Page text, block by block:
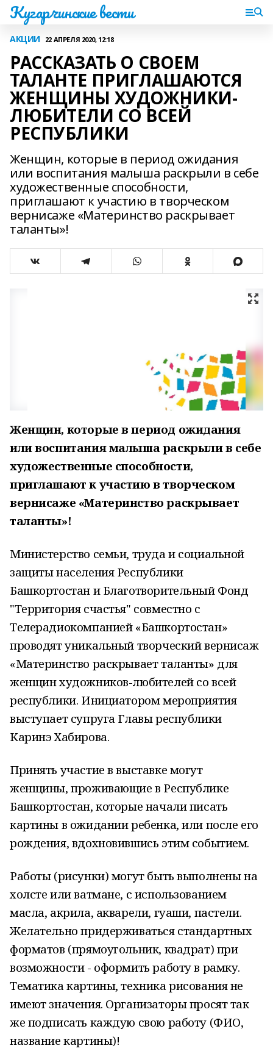
Кугарчинские вести
АКЦИИ 22 АПРЕЛЯ 2020, 12:18
РАССКАЗАТЬ О СВОЕМ
ТАЛАНТЕ ПРИГЛАШАЮТСЯ
ЖЕНЩИНЫ ХУДОЖНИКИ-
ЛЮБИТЕЛИ СО ВСЕЙ
РЕСПУБЛИКИ
Женщин, которые в период ожидания
или воспитания малыша раскрыли в себе
художественные способности,
приглашают к участию в творческом
вернисаже «Материнство раскрывает
таланты»!
Женщин, которые в период ожидания
или воспитания малыша раскрыли в себе
художественные способности,
приглашают к участию в творческом
вернисаже «Материнство раскрывает
таланты»!
Министерство семьи, труда и социальной
защиты населения Республики
Башкортостан и Благотворительный Фонд
"Территория счастья" совместно с
Телерадиокомпанией «Башкортостан»
проводят уникальный творческий вернисаж
«Материнство раскрывает таланты» для
женщин художников-любителей со всей
республики. Инициатором мероприятия
выступает супруга Главы республики
Каринэ Хабирова.
Принять участие в выставке могут
женщины, проживающие в Республике
Башкортостан, которые начали писать
картины в ожидании ребенка, или после его
рождения, вдохновившись этим событием.
Работы (рисунки) могут быть выполнены на
холсте или ватмане, с использованием
масла, акрила, акварели, гуаши, пастели.
Желательно придерживаться стандартных
форматов (прямоугольник, квадрат) при
возможности - оформить работу в рамку.
Тематика картины, техника рисования не
имеют значения. Организаторы просят так
же подписать каждую свою работу (ФИО,
название картины)!